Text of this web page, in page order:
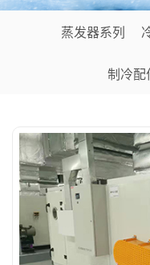
蒸发器系列
制冷配